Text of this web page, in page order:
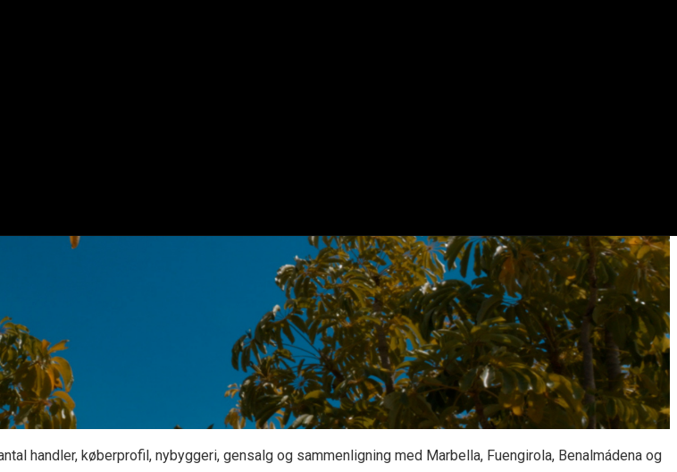
handler, køberprofil, nybyggeri, gensalg og sammenligning med Marbella, Fuengirola, Benalmádena og